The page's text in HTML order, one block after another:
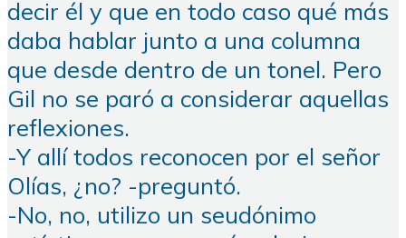
decir él y que en todo caso qué más
daba hablar junto a una columna
que desde dentro de un tonel. Pero
Gil no se paró a considerar aquellas
reflexiones.
-Y allí todos reconocen por el señor
Olías, ¿no? -preguntó.
-No, no, utilizo un seudónimo